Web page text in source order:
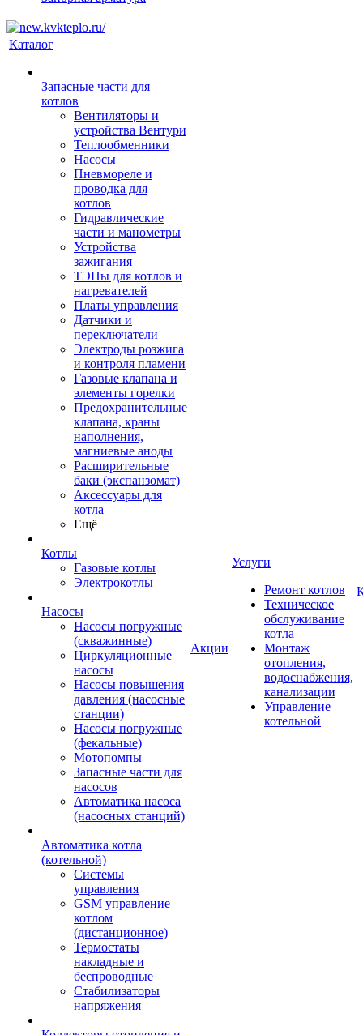
Каталог
Запасные части для
котлов
Вентиляторы и
устройства Вентури
Теплообменники
Насосы
Пневмореле и
проводка для
котлов
Гидравлические
части и манометры
Устройства
зажигания
ТЭНы для котлов и
нагревателей
Платы управления
Датчики и
переключатели
Электроды розжига
и контроля пламени
Газовые клапана и
элементы горелки
Предохранительные
клапана, краны
наполнения,
магниевые аноды
Расширительные
баки (экспанзомат)
Аксессуары для
котла
Ещё
Котлы
Газовые котлы
Электрокотлы
Насосы
Насосы погружные
(скважинные)
Циркуляционные
насосы
Насосы повышения
давления (насосные
станции)
Насосы погружные
(фекальные)
Мотопомпы
Запасные части для
насосов
Автоматика насоса
(насосных станций)
Автоматика котла
(котельной)
Системы
управления
GSM управление
котлом
(дистанционное)
Термостаты
накладные и
беспроводные
Стабилизаторы
напряжения
Акции
Услуги
Ремонт котлов
Техническое
обслуживание
котла
Монтаж
отопления,
водоснабжения,
канализации
Управление
котельной